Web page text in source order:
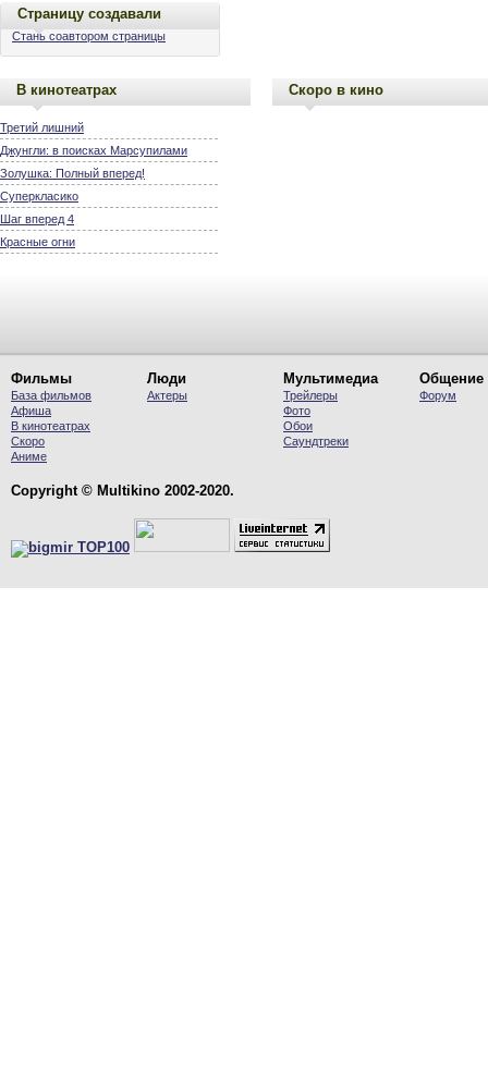
Страницу создавали
Стань соавтором страницы
В кинотеатрах
Третий лишний
Джунгли: в поисках Марсупилами
Золушка: Полный вперед!
Суперкласико
Шаг вперед 4
Красные огни
Скоро в кино
Фильмы
База фильмов
Афиша
В кинотеатрах
Скоро
Аниме
Люди
Актеры
Мультимедиа
Трейлеры
Фото
Обои
Саундтреки
Общение
Форум
Copyright © Multikino 2002-2020.